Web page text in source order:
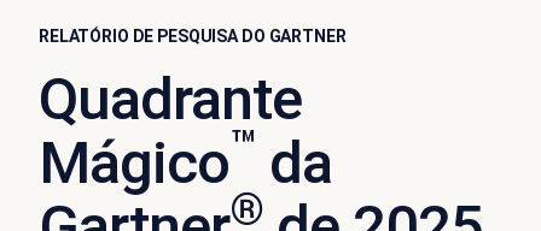
RELATÓRIO DE PESQUISA DO GARTNER
Quadrante
Mágico™ da
®